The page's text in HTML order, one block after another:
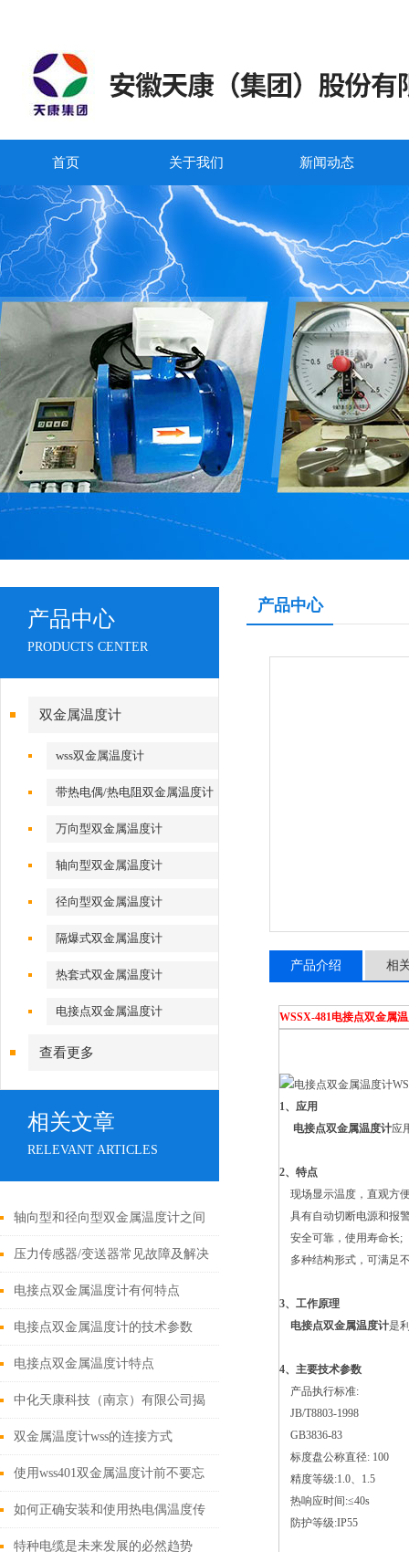
首页 关于我们 新闻动态
产品中心
PRODUCTS CENTER
双金属温度计
wss双金属温度计
带热电偶/热电阻双金属温度计
万向型双金属温度计
轴向型双金属温度计
径向型双金属温度计
隔爆式双金属温度计
热套式双金属温度计
电接点双金属温度计
查看更多
相关文章
RELEVANT ARTICLES
轴向型和径向型双金属温度计之间
有何区别
压力传感器/变送器常见故障及解决
办法
电接点双金属温度计有何特点
电接点双金属温度计的技术参数
电接点双金属温度计特点
中化天康科技（南京）有限公司揭
牌成立
双金属温度计wss的连接方式
使用wss401双金属温度计前不要忘
了检查这几个方面
如何正确安装和使用热电偶温度传
感器
特种电缆是未来发展的必然趋势
产品中心
产品介绍 相
WSSX-481电接点双金属
1、应用
电接点双金属温度计应
2、特点
现场显示温度，直观方
具有自动切断电源和报
安全可靠，使用寿命长;
多种结构形式，可满足
3、工作原理
电接点双金属温度计是
4、主要技术参数
产品执行标准:
JB/T8803-1998
GB3836-83
标度盘公称直径: 100
精度等级:1.0、1.5
热响应时间:≤40s
防护等级:IP55